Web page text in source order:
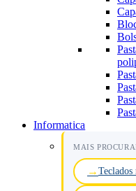
Informatica
MAIS
Teclados